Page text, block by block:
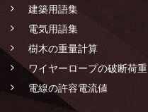
建築用語集
電気用語集
樹木の重量計算
ワイヤーロープの破断荷重
電線の許容電流値